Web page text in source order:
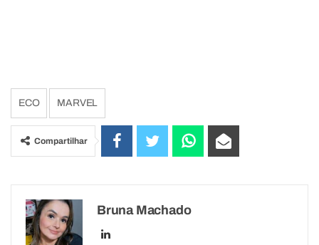
ECO MARVEL
Compartilhar
Bruna Machado